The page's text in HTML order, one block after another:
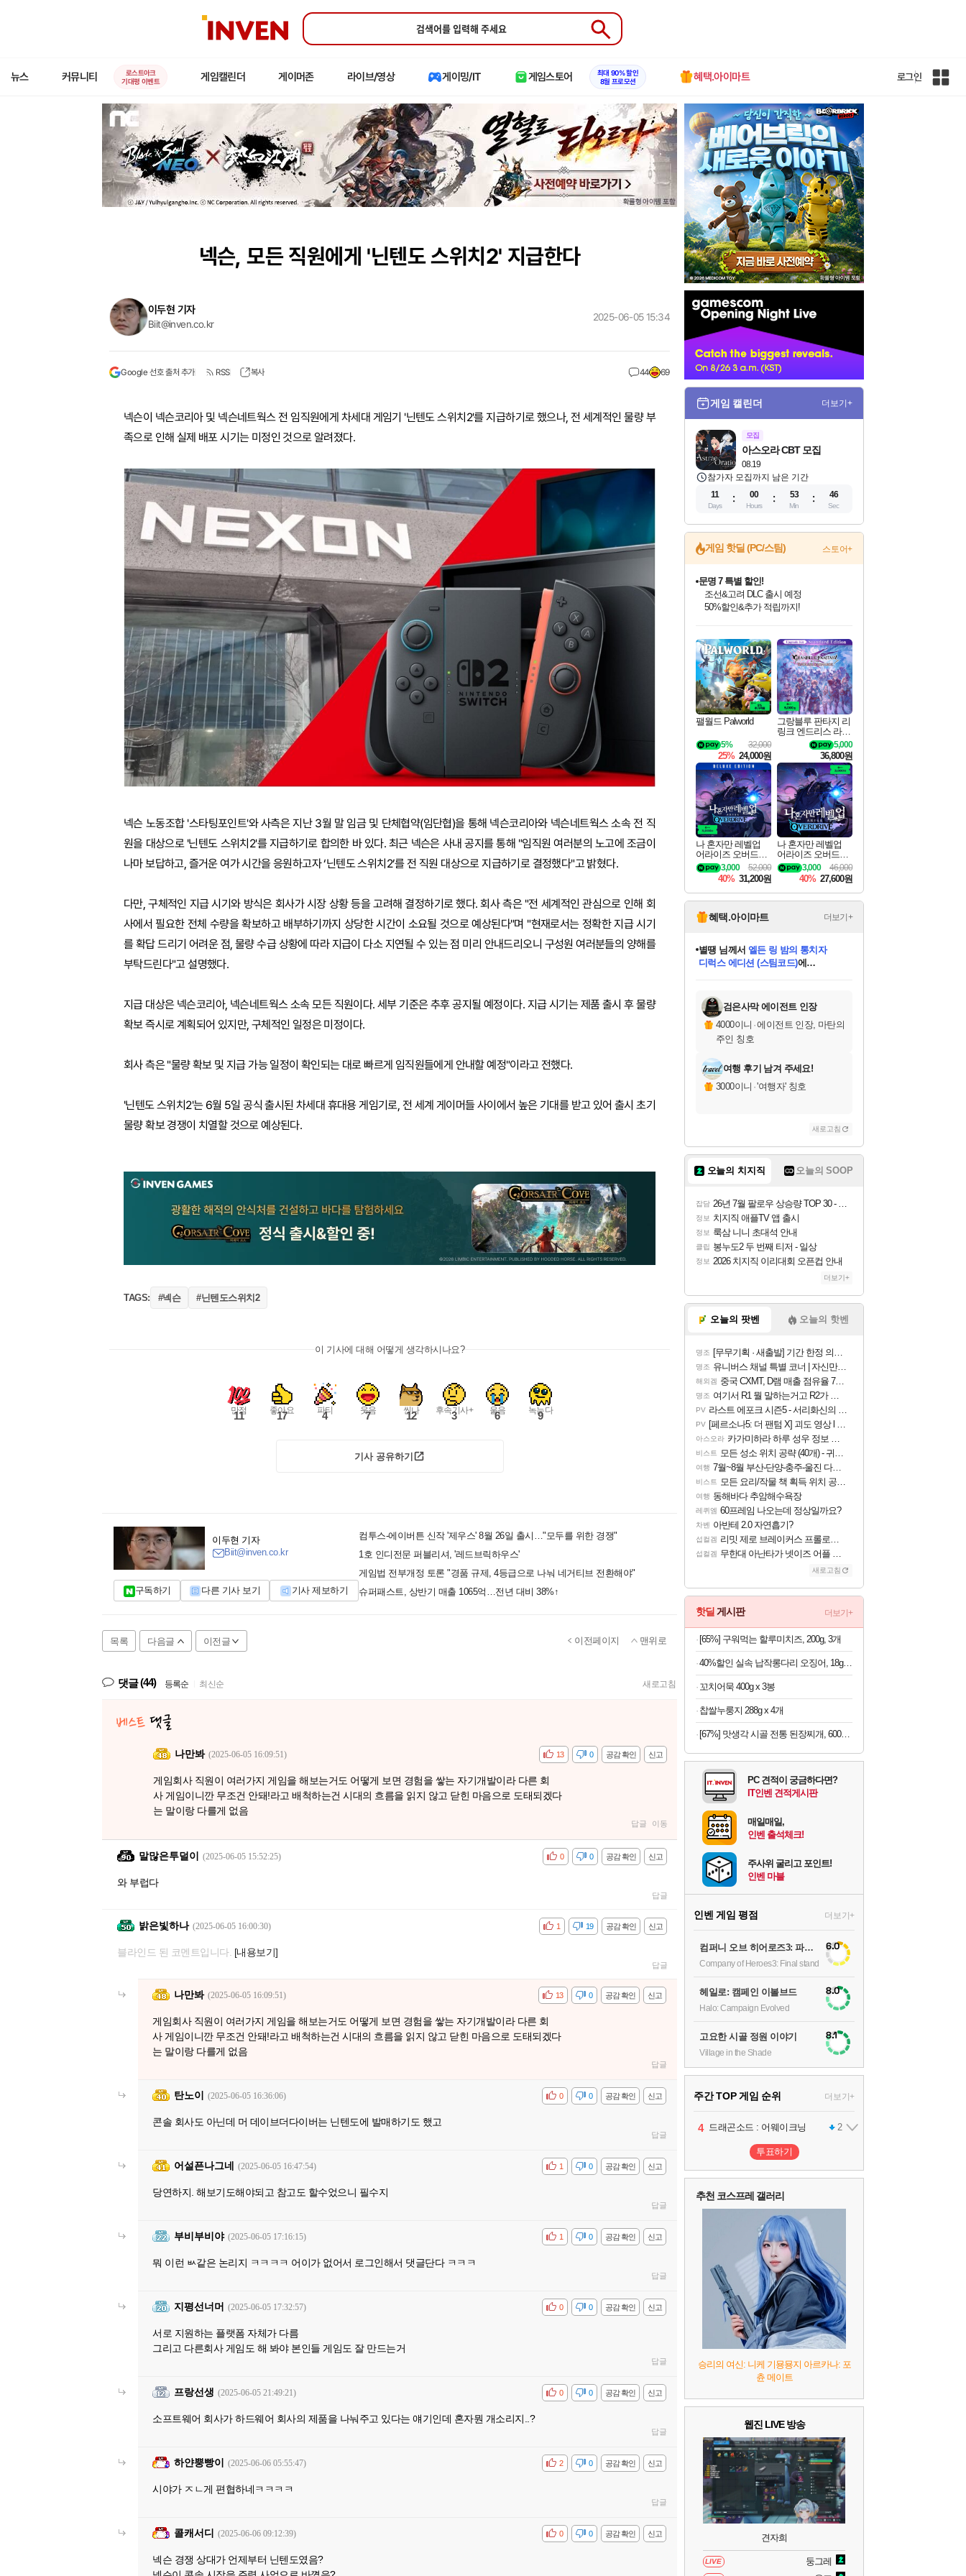
인
Submit
뉴스 커뮤니티
로스트아크
기대평 이벤트
게임캘린더 게이머존 라이브/영상 게이밍/IT 게임스토어
최대 90% 할인
8월 프로모션
혜택.아이마트 로그인
인
넥슨, 모든 직원에게 '닌텐도 스위치2' 지급한다
이두현 기자
Biit@inven.co.kr
Google 선호 출처 추가 RSS 복사 44 69
2025-06-05 15:34
넥슨이 넥슨코리아 및 넥슨네트웍스 전 임직원에게 차세대 게임기 '닌텐도 스위치2'를 지급하기로 했으나, 전 세계적인 물량 부
족으로 인해 실제 배포 시기는 미정인 것으로 알려졌다.
넥슨 노동조합 '스타팅포인트'와 사측은 지난 3월 말 임금 및 단체협약(임단협)을 통해 넥슨코리아와 넥슨네트웍스 소속 전 직
원을 대상으로 '닌텐도 스위치2'를 지급하기로 합의한 바 있다. 최근 넥슨은 사내 공지를 통해 "임직원 여러분의 노고에 조금이
나마 보답하고, 즐거운 여가 시간을 응원하고자 ‘닌텐도 스위치2’를 전 직원 대상으로 지급하기로 결정했다"고 밝혔다.
다만, 구체적인 지급 시기와 방식은 회사가 시장 상황 등을 고려해 결정하기로 했다. 회사 측은 "전 세계적인 관심으로 인해 회
사에서 필요한 전체 수량을 확보하고 배부하기까지 상당한 시간이 소요될 것으로 예상된다"며 "현재로서는 정확한 지급 시기
를 확답 드리기 어려운 점, 물량 수급 상황에 따라 지급이 다소 지연될 수 있는 점 미리 안내드리오니 구성원 여러분들의 양해를
부탁드린다"고 설명했다.
지급 대상은 넥슨코리아, 넥슨네트웍스 소속 모든 직원이다. 세부 기준은 추후 공지될 예정이다. 지급 시기는 제품 출시 후 물량
확보 즉시로 계획되어 있지만, 구체적인 일정은 미정이다.
회사 측은 "물량 확보 및 지급 가능 일정이 확인되는 대로 빠르게 임직원들에게 안내할 예정"이라고 전했다.
'닌텐도 스위치2'는 6월 5일 공식 출시된 차세대 휴대용 게임기로, 전 세계 게이머들 사이에서 높은 기대를 받고 있어 출시 초기
물량 확보 경쟁이 치열할 것으로 예상된다.
TAGS: #넥슨 #닌텐도스위치2
이 기사에 대해 어떻게 생각하시나요?
만점
11 좋아요
17 파티
4 웃음
7 씬나
12 후속기사+
3 울음
6 녹는다
9
기사 공유하기
이두현 기자
Biit@inven.co.kr
구독하기 다른 기사 보기 기사 제보하기
컴투스-에이버튼 신작 '제우스' 8월 26일 출시…"모두를 위한 경쟁"
1호 인디전문 퍼블리셔, '레드브릭하우스'
게임법 전부개정 토론 "경품 규제, 4등급으로 나눠 네거티브 전환해야"
슈퍼패스트, 상반기 매출 1065억…전년 대비 38%↑
목록 다음글 이전글 이전페이지 맨위로
댓글(44) 등록순 최신순 새로고침
나만봐 (2025-06-05 16:09:51) 신고
공감 확인
비공감 0
13
게임회사 직원이 여러가지 게임을 해보는거도 어떻게 보면 경험을 쌓는 자기개발이라 다른 회
사 게임이니깐 무조건 안돼!라고 배척하는건 시대의 흐름을 읽지 않고 닫힌 마음으로 도태되겠다
는 말이랑 다를게 없음
답글 이동
말많은투덜이 (2025-06-05 15:52:25) 신고
공감 확인
비공감 0
0
와 부럽다
답글
밝은빛하나 (2025-06-05 16:00:30) 신고
공감 확인
비공감 19
1
블라인드 된 코멘트입니다. [내용보기]
답글
나만봐 (2025-06-05 16:09:51) 신고
공감 확인
비공감 0
13
게임회사 직원이 여러가지 게임을 해보는거도 어떻게 보면 경험을 쌓는 자기개발이라 다른 회
사 게임이니깐 무조건 안돼!라고 배척하는건 시대의 흐름을 읽지 않고 닫힌 마음으로 도태되겠다
는 말이랑 다를게 없음
답글
탄노이 (2025-06-05 16:36:06) 신고
공감 확인
비공감 0
0
콘솔 회사도 아닌데 머 데이브더다이버는 닌텐도에 발매하기도 했고
답글
어설픈나그네 (2025-06-05 16:47:54) 신고
공감 확인
비공감 0
1
당연하지. 해보기도해야되고 참고도 할수었으니 필수지
답글
부비부비야 (2025-06-05 17:16:15) 신고
공감 확인
비공감 0
1
뭐 이런 ㅄ같은 논리지 ㅋㅋㅋㅋ 어이가 없어서 로그인해서 댓글단다 ㅋㅋㅋ
답글
지평선너머 (2025-06-05 17:32:57) 신고
공감 확인
비공감 0
0
서로 지원하는 플랫폼 자체가 다름
그리고 다른회사 게임도 해 봐야 본인들 게임도 잘 만드는거
답글
프랑선생 (2025-06-05 21:49:21) 신고
공감 확인
비공감 0
0
소프트웨어 회사가 하드웨어 회사의 제품을 나눠주고 있다는 얘기인데 혼자뭔 개소리지..?
답글
하얀뿡빵이 (2025-06-06 05:55:47) 신고
공감 확인
비공감 0
2
시야가 ㅈㄴ게 편협하네ㅋㅋㅋㅋ
답글
콜캐서디 (2025-06-06 09:12:39) 신고
공감 확인
비공감 0
0
넥슨 경쟁 상대가 언제부터 닌텐도였음?
벤
게임 캘린더 더보기+
모집
08.19
아스오라 CBT 모집
참가자 모집까지 남은 기간
11
Days
00
Hours
53
Min
45
Sec
게임 핫딜 (PC/스팀) 스토어+
최대 90% 할인가를 만나보세요!
네이버혜택과 함께 만나보세요!
50%할인&추가 적립까지!
마블 투혼 파이팅 소울즈 정식출시!
마블 히어로 총 출동&화려한 격투!
네이버 포인트 혜택까지!
이니&베니 혜택까지!
네이버 혜택가와 함께 예약하세요!
할인&네이버혜택으로 만나보세요!
네이버페이 혜택과 만나보세요!
40주년 프로모션으로 만나보세요!
할인가에 만나보세요!
일부 에디션 상시 할인!
혜택으로 예약 판매 중
편안하게 충전하세요
팰월드 Palworld
32,000
5%
25% 24,000원
그랑블루 판타지 리
링크 엔드리스 라그
나로크 업그레이드
킷 Granblue Fantasy
Relink Endless Ragn
arok Upgrade Kit DL
C
5,000
36,800원
나 혼자만 레벨업
어라이즈 오버드라
이브 디럭스 에디션
Solo Leveling Arise
Overdrive Deluxe Edi
tion
52,000
3,000
40% 31,200원
나 혼자만 레벨업
어라이즈 오버드라
이브 Solo Leveling A
rise
46,000
3,000
40% 27,600원
혜택.아이마트 더보기+
교환.
당첨되셨습니다.
니코 님께서 (본편포함) 데이브 더
다이버 인 더 정글 번들 (스팀코드)
당첨되셨습니다.
당첨되셨습니다.
당첨되셨습니다.
당첨되셨습니다.
당첨되셨습니다.
에디션 (스팀코드)를 교환.
당첨되셨습니다.
검은사막 에이전트 인장
4000이니 ·에이전트 인장, 마탄의
주인 칭호
여행 후기 남겨 주세요!
3000이니 ·'여행자' 칭호
새로고침
오늘의 치지직 오늘의 SOOP
잡담 26년 7월 팔로우 상승량 TOP 30 - 월간 치지직
정보 치지직 애플TV 앱 출시
정보 룩삼 니니 초대석 안내
클립 봉누도2 두 번째 티저 - 일상
정보 2026 치지직 이리대회 오픈컵 안내
더보기+
오늘의 팟벤 오늘의 핫벤
명조 [무무기획 · 새출발] 기간 한정 의뢰 이벤트
명조 유니버스 채널 특별 코너 | 자신만의 스타일
해외겜 중국 CXMT, D램 매출 점유율 7%…글로벌 4위로 부상
명조 여기서 R1 뭘 말하는거고 R2가 뭘말하는걸까요?
PV 라스트 에포크 시즌5 - 서리화신의 분노 티저
PV [페르소나5: 더 팬텀 X] 괴도 영상 l 타카마키 안·댄싱 스타
아스오라 카가미하라 하루 성우 정보 및 주요 필모
비스트 모든 성소 위치 공략 (40개) - 귀환한 영혼 도전과제
여행 7월~8월 부산-단양-충주-울진 다녀왔어요~
비스트 모든 요리/작물 책 획득 위치 공략 (36개) - 미식가 도전과제
여행 동해바다 추암해수욕장
레퀴엠 60프레임 나오는데 정상일까요?
차벤 아반테 2.0 자연흡기?
섭컬겜 리밋 제로 브레이커스 프롤로그 테스트 후기 영상 업로드
섭컬겜 무한대 아난타가 넷이즈 어플 달력에 일정 등록
새로고침
핫딜 게시판 더보기+
[65%] 구워먹는 할루미치즈, 200g, 3개
40%할인 실속 납작롱다리 오징어, 18g, 10개
꼬치어묵 400g x 3봉
찹쌀누룽지 288g x 4개
[67%] 맛생각 시골 전통 된장찌개, 600g, 5개
PC 견적이 궁금하다면?
IT인벤 견적게시판
매일매일,
인벤 출석체크!
주사위 굴리고 포인트!
인벤 마블
인벤 게임 평점 더보기+
컴퍼니 오브 히어로즈3: 파이널 스탠드
Company of Heroes3: Final stand
6.0
헤일로: 캠페인 이볼브드
Halo: Campaign Evolved
8.0
고요한 시골 정원 이야기
Village in the Shade
8.1
주간 TOP 게임 순위 더보기+
1 팰월드
2 1
3 프로야구스피리츠2026 2
4 드래곤소드 : 어웨이크닝 2
5 블라인드 삼국 1
리듬 천국 미라클 스타즈
헤일로: 캠페인 이볼브드 2
캡틴 츠바사 2 월드 파이터즈
투표하기
추천 코스프레 갤러리
승리의 여신: 니케 기묭묭지 아르카나: 포
츈 메이트
웹진 LIVE 방송
견자희
LIVE 둥그레